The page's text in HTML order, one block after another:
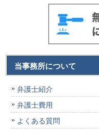
当事務所について
弁護士紹介
弁護士費用
よくある質問